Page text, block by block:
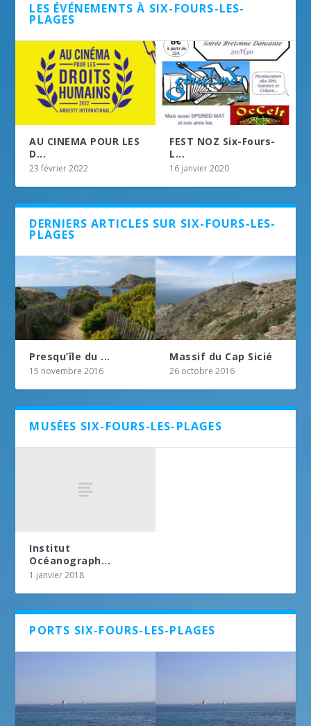
LES ÉVÉNEMENTS À SIX-FOURS-LES-
PLAGES
AU CINEMA POUR LES
D...
23 février 2022
FEST NOZ Six-Fours-
L...
16 janvier 2020
DERNIERS ARTICLES SUR SIX-FOURS-LES-
PLAGES
Presqu’île du ...
15 novembre 2016
Massif du Cap Sicié
26 octobre 2016
MUSÉES SIX-FOURS-LES-PLAGES
Institut
Océanograph...
1 janvier 2018
PORTS SIX-FOURS-LES-PLAGES